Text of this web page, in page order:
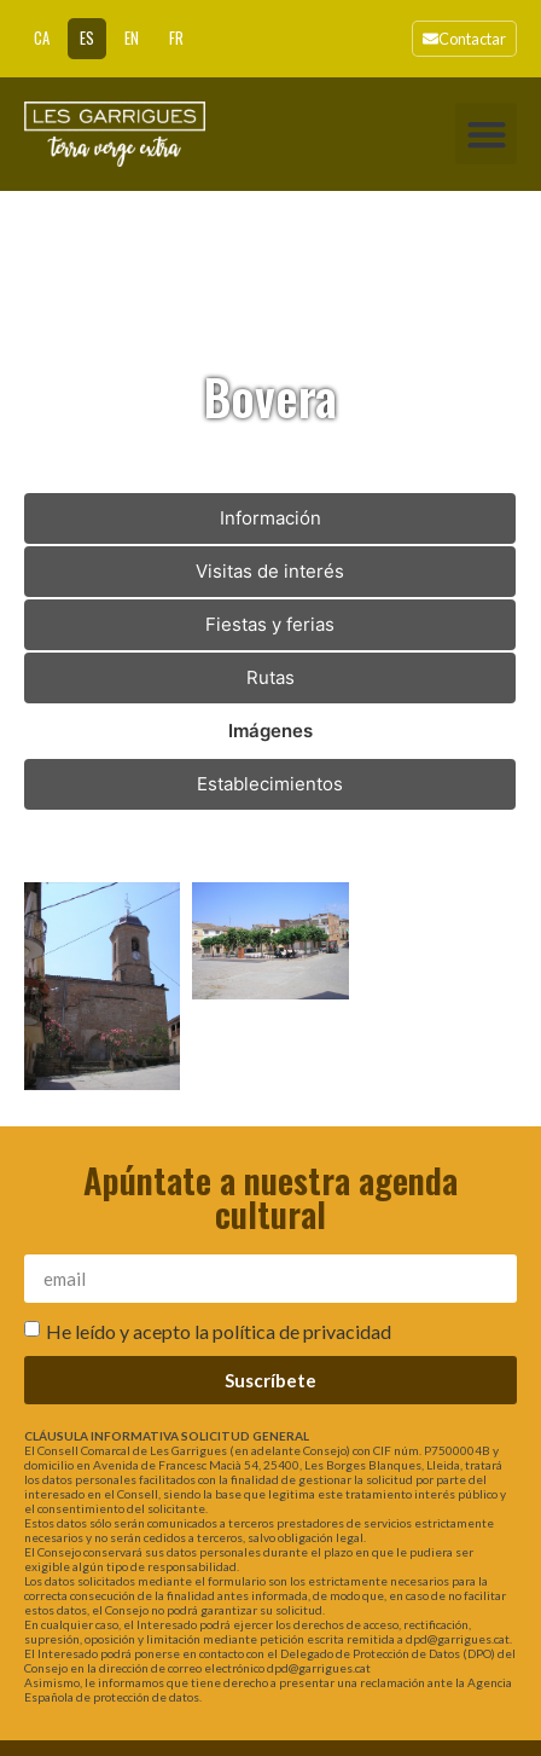
CA ES EN FR Contactar
Bovera
Información
Visitas de interés
Fiestas y ferias
Rutas
Imágenes
Establecimientos
Apúntate a nuestra agenda
cultural
He leído y acepto lapolítica de privacidad
Suscríbete
CLÁUSULA INFORMATIVA SOLICITUD GENERAL
El Consell Comarcal de Les Garrigues (en adelante Consejo) con CIF núm. P7500004B y
domicilio en Avenida de Francesc Macià 54, 25400, Les Borges Blanques, Lleida, tratará
los datos personales facilitados con la finalidad de gestionar la solicitud por parte del
interesado en el Consell, siendo la base que legitima este tratamiento interés público y
el consentimiento del solicitante.
Estos datos sólo serán comunicados a terceros prestadores de servicios estrictamente
necesarios y no serán cedidos a terceros, salvo obligación legal.
El Consejo conservará sus datos personales durante el plazo en que le pudiera ser
exigible algún tipo de responsabilidad.
Los datos solicitados mediante el formulario son los estrictamente necesarios para la
correcta consecución de la finalidad antes informada, de modo que, en caso de no facilitar
estos datos, el Consejo no podrá garantizar su solicitud.
En cualquier caso, el Interesado podrá ejercer los derechos de acceso, rectificación,
supresión, oposición y limitación mediante petición escrita remitida a dpd@garrigues.cat.
El Interesado podrá ponerse en contacto con el Delegado de Protección de Datos (DPO) del
Consejo en la dirección de correo electrónico dpd@garrigues.cat
Asimismo, le informamos que tiene derecho a presentar una reclamación ante la Agencia
Española de protección de datos.